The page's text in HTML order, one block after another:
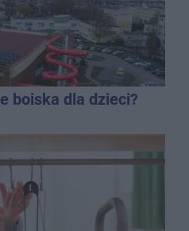
boiska dla dzieci?